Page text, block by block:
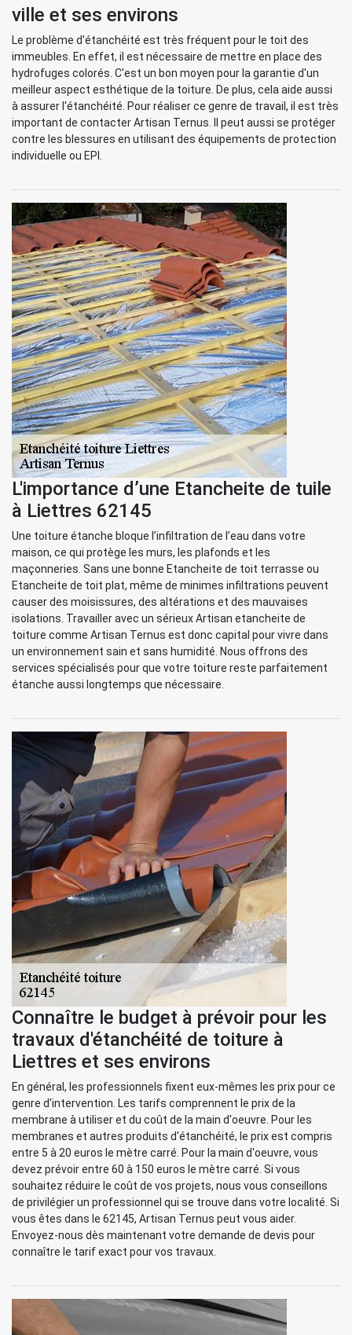
ville et ses environs
Le problème d'étanchéité est très fréquent pour le toit des
immeubles. En effet, il est nécessaire de mettre en place des
hydrofuges colorés. C'est un bon moyen pour la garantie d'un
meilleur aspect esthétique de la toiture. De plus, cela aide aussi
à assurer l'étanchéité. Pour réaliser ce genre de travail, il est très
important de contacter Artisan Ternus. Il peut aussi se protéger
contre les blessures en utilisant des équipements de protection
individuelle ou EPI.
L'importance d’une Etancheite de tuile
à Liettres 62145
Une toiture étanche bloque l’infiltration de l’eau dans votre
maison, ce qui protège les murs, les plafonds et les
maçonneries. Sans une bonne Etancheite de toit terrasse ou
Etancheite de toit plat, même de minimes infiltrations peuvent
causer des moisissures, des altérations et des mauvaises
isolations. Travailler avec un sérieux Artisan etancheite de
toiture comme Artisan Ternus est donc capital pour vivre dans
un environnement sain et sans humidité. Nous offrons des
services spécialisés pour que votre toiture reste parfaitement
étanche aussi longtemps que nécessaire.
Connaître le budget à prévoir pour les
travaux d'étanchéité de toiture à
Liettres et ses environs
En général, les professionnels fixent eux-mêmes les prix pour ce
genre d'intervention. Les tarifs comprennent le prix de la
membrane à utiliser et du coût de la main d'oeuvre. Pour les
membranes et autres produits d'étanchéité, le prix est compris
entre 5 à 20 euros le mètre carré. Pour la main d'oeuvre, vous
devez prévoir entre 60 à 150 euros le mètre carré. Si vous
souhaitez réduire le coût de vos projets, nous vous conseillons
de privilégier un professionnel qui se trouve dans votre localité. Si
vous êtes dans le 62145, Artisan Ternus peut vous aider.
Envoyez-nous dès maintenant votre demande de devis pour
connaître le tarif exact pour vos travaux.